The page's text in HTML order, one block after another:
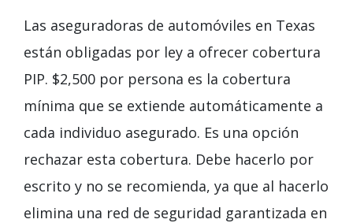
Las aseguradoras de automóviles en Texas
están obligadas por ley a ofrecer cobertura
PIP. $2,500 por persona es la cobertura
mínima que se extiende automáticamente a
cada individuo asegurado. Es una opción
rechazar esta cobertura. Debe hacerlo por
escrito y no se recomienda, ya que al hacerlo
elimina una red de seguridad garantizada en